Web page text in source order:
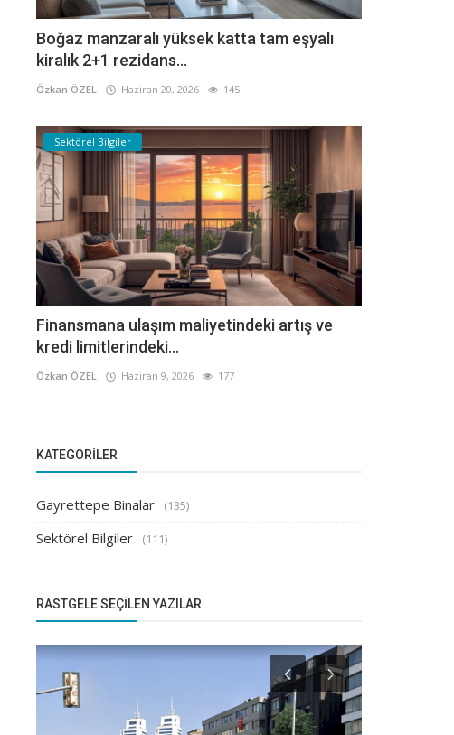
Boğaz manzaralı yüksek katta tam eşyalı
kiralık 2+1 rezidans...
Özkan ÖZEL Haziran 20, 2026 145
Sektörel Bilgiler
Finansmana ulaşım maliyetindeki artış ve
kredi limitlerindeki...
Özkan ÖZEL Haziran 9, 2026 177
KATEGORILER
Gayrettepe Binalar (135)
Sektörel Bilgiler (111)
RASTGELE SEÇILEN YAZILAR